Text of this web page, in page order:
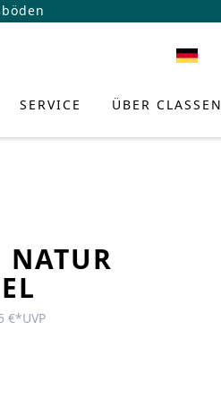
SERVICE ÜBER CLASSEN
NATUR
€*UVP